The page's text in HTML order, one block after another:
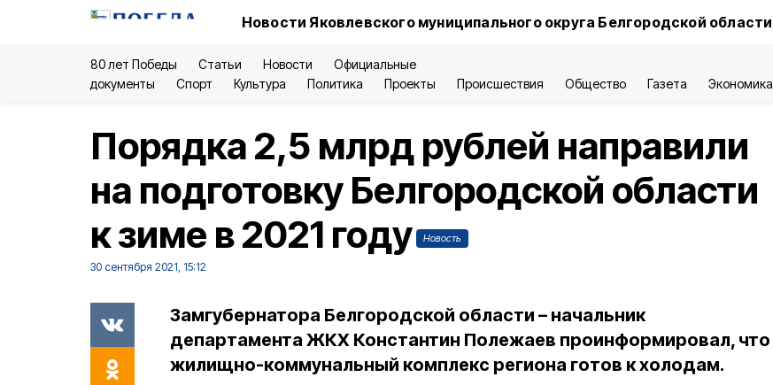
Новости Яковлевского муниципального округа Белгородской области
80 лет Победы Статьи Новости
Официальные
документы
Спорт Культура Политика Проекты Происшествия Общество Газета Экономика
Порядка 2,5 млрд рублей направили
на подготовку Белгородской области
к зиме в 2021 году
Новость
30 сентября 2021, 15:12
Замгубернатора Белгородской области – начальник
департамента ЖКХ Константин Полежаев проинформировал, что
жилищно-коммунальный комплекс региона готов к холодам.